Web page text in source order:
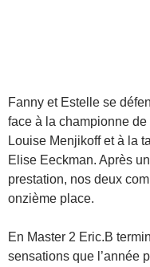
Fanny et Estelle se
face à la championne de
Louise Menjikoff et à la
Elise Eeckman. Après
prestation, nos deux
onzième place.
En Master 2 Eric.B
sensations que l’année